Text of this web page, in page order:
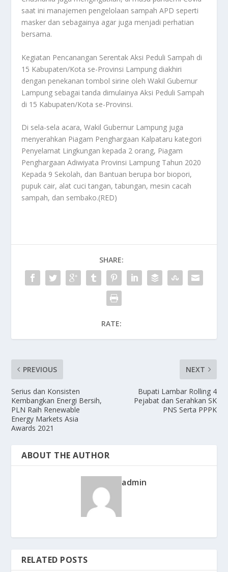
saat ini manajemen pengelolaan sampah APD seperti
masker dan sebagainya agar juga menjadi perhatian
bersama.
Kegiatan Pencanangan Serentak Aksi Peduli Sampah di
15 Kabupaten/Kota se-Provinsi Lampung diakhiri
dengan penekanan tombol sirine oleh Wakil Gubernur
Lampung sebagai tanda dimulainya Aksi Peduli Sampah
di 15 Kabupaten/Kota se-Provinsi.
Di sela-sela acara, Wakil Gubernur Lampung juga
menyerahkan Piagam Penghargaan Kalpataru kategori
Penyelamat Lingkungan kepada 2 orang, Piagam
Penghargaan Adiwiyata Provinsi Lampung Tahun 2020
Kepada 9 Sekolah, dan Bantuan berupa bor biopori,
pupuk cair, alat cuci tangan, tabungan, mesin cacah
sampah, dan sembako.(RED)
SHARE:
RATE:
PREVIOUS
Serius dan Konsisten
Kembangkan Energi Bersih,
PLN Raih Renewable
Energy Markets Asia
Awards 2021
NEXT
Bupati Lambar Rolling 4
Pejabat dan Serahkan SK
PNS Serta PPPK
ABOUT THE AUTHOR
admin
RELATED POSTS